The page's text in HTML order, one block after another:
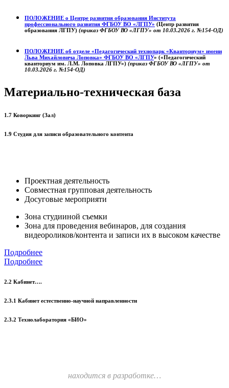
ПОЛОЖЕНИЕ о Центре развития образования Института
профессионального развития ФГБОУ ВО «ЛГПУ» (Центр развития
образования ЛГПУ) (приказ ФГБОУ ВО «ЛГПУ» от 10.03.2026 г. №154-ОД)
ПОЛОЖЕНИЕ об отделе «Педагогический технопарк «Кванториум» имени
Льва Михайловича Лоповка» ФГБОУ ВО «ЛГПУ» («Педагогический
кванториум им. Л.М. Лоповка ЛГПУ») (приказ ФГБОУ ВО «ЛГПУ» от
10.03.2026 г. №154-ОД)
Материально-техническая база
1.7 Коворкинг (Зал)
1.9 Студия для записи образовательного контента
Проектная деятельность
Совместная групповая деятельность
Досуговые мероприяти
Зона студииной съемки
Зона для проведения вебинаров, для создания
видеороликов/контента и записи их в высоком качестве
Подробнее
Подробнее
2.2 Кабинет….
2.3.1 Кабинет естественно-научной направленности
2.3.2 Технолаборатория «БИО»
находится в разработке…